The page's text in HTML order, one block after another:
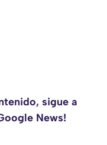
sigue a
News!